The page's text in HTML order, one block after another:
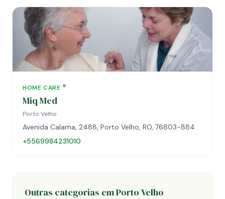
HOME CARE
Miq Med
Porto Velho
Avenida Calama, 2488, Porto Velho, RO, 76803-884
+5569984231010
Outras categorias em Porto Velho